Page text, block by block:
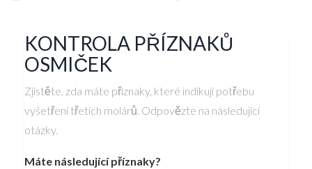
KONTROLA PŘÍZNAKŮ
OSMIČEK
Zjistěte, zda máte příznaky, které indikují potřebu
vyšetření třetích molárů. Odpovězte na následující
otázky.
Máte následující příznaky?